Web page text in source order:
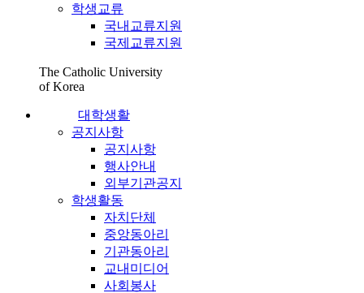
학생교류
국내교류지원
국제교류지원
The Catholic University
of Korea
대학생활
공지사항
공지사항
행사안내
외부기관공지
학생활동
자치단체
중앙동아리
기관동아리
교내미디어
사회봉사